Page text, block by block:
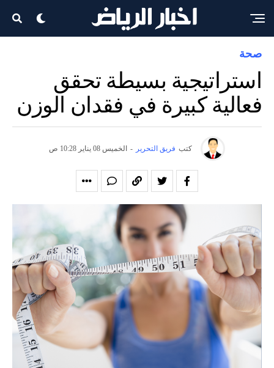
صحة
استراتيجية بسيطة تحقق
فعالية كبيرة في فقدان الوزن
كتب فريق التحرير - الخميس 08 يناير 10:28 ص